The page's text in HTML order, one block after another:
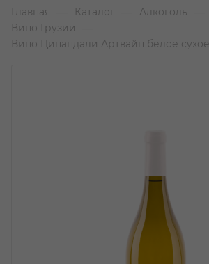
Главная Каталог Алкоголь
Вино Грузии
Вино Цинандали Артвайн белое сухое